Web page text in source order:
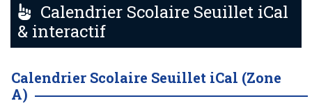
Calendrier Scolaire Seuillet iCal
& interactif
Calendrier Scolaire Seuillet iCal (Zone
A)